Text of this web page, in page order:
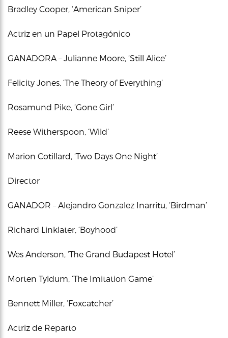
Bradley Cooper, ‘American Sniper’
Actriz en un Papel Protagónico
GANADORA – Julianne Moore, ‘Still Alice’
Felicity Jones, ‘The Theory of Everything’
Rosamund Pike, ‘Gone Girl’
Reese Witherspoon, ‘Wild’
Marion Cotillard, ‘Two Days One Night’
Director
GANADOR – Alejandro Gonzalez Inarritu, ‘Birdman’
Richard Linklater, ‘Boyhood’
Wes Anderson, ‘The Grand Budapest Hotel’
Morten Tyldum, ‘The Imitation Game’
Bennett Miller, ‘Foxcatcher’
Actriz de Reparto